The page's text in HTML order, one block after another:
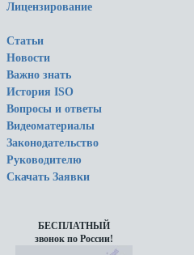
Лицензирование
Статьи
Новости
Важно знать
История ISO
Вопросы и ответы
Видеоматериалы
Законодательство
Руководителю
Скачать Заявки
БЕСПЛАТНЫЙ
звонок по России!